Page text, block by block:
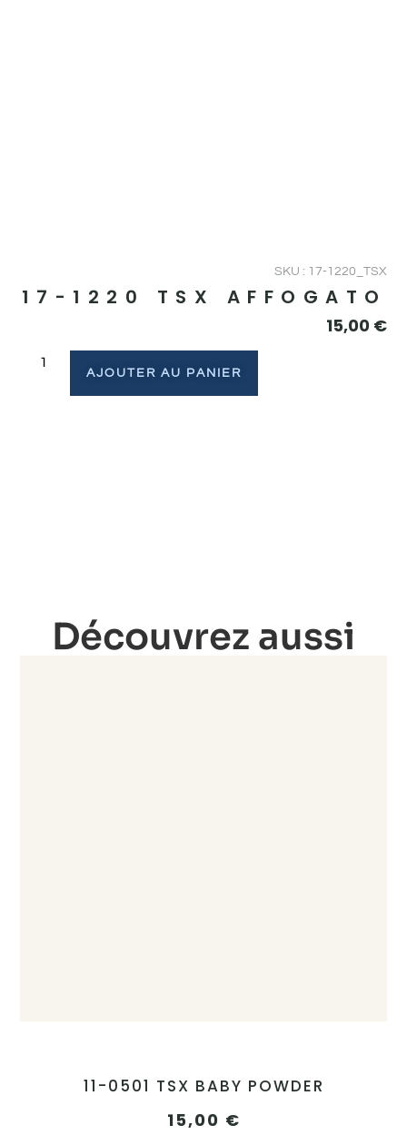
SKU : 17-1220_TSX
17-1220 TSX AFFOGATO
15,00 €
AJOUTER AU PANIER
Découvrez aussi
11-0501 TSX BABY POWDER
15,00 €